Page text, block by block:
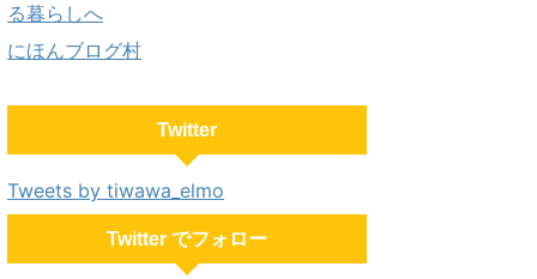
にほんブログ村
Twitter
Tweets by tiwawa_elmo
Twitter でフォロー